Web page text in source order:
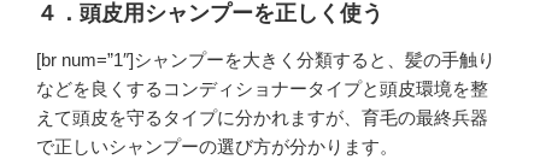
４．頭皮用シャンプーを正しく使う
[br num=”1″]シャンプーを大きく分類すると、髪の手触り
などを良くするコンディショナータイプと頭皮環境を整
えて頭皮を守るタイプに分かれますが、育毛の最終兵器
で正しいシャンプーの選び方が分かります。